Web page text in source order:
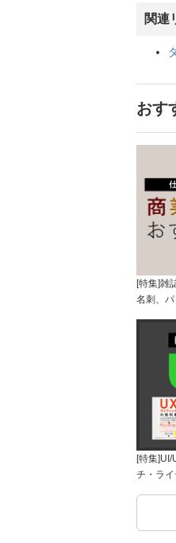
関連
おす
[特集]雑
名刺、
[特集
チ・ラ